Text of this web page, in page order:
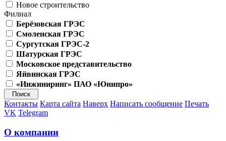
Новое строительство
Филиал
Берёзовская ГРЭС
Смоленская ГРЭС
Сургутская ГРЭС-2
Шатурская ГРЭС
Московское представительство
Яйвинская ГРЭС
«Инжиниринг» ПАО «Юнипро»
Контакты Карта сайта Наверх Написать сообщение Печать
VK Telegram
О компании